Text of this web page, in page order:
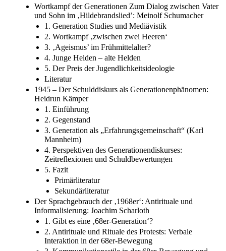
Wortkampf der Generationen Zum Dialog zwischen Vater
und Sohn im ‚Hildebrandslied’: Meinolf Schumacher
1. Generation Studies und Mediävistik
2. Wortkampf ‚zwischen zwei Heeren‘
3. ‚Ageismus’ im Frühmittelalter?
4. Junge Helden – alte Helden
5. Der Preis der Jugendlichkeitsideologie
Literatur
1945 – Der Schulddiskurs als Generationenphänomen:
Heidrun Kämper
1. Einführung
2. Gegenstand
3. Generation als „Erfahrungsgemeinschaft“ (Karl
Mannheim)
4. Perspektiven des Generationendiskurses:
Zeitreflexionen und Schuldbewertungen
5. Fazit
Primärliteratur
Sekundärliteratur
Der Sprachgebrauch der ‚1968er‘: Antirituale und
Informalisierung: Joachim Scharloth
1. Gibt es eine ‚68er-Generation‘?
2. Antirituale und Rituale des Protests: Verbale
Interaktion in der 68er-Bewegung